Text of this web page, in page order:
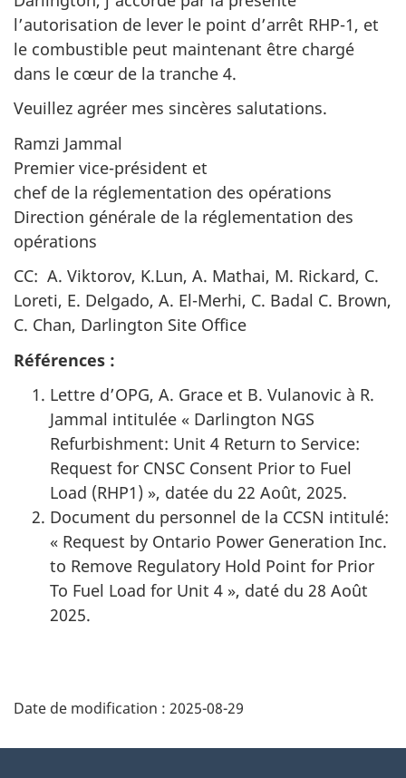
l’autorisation de lever le point d’arrêt RHP-1, et
le combustible peut maintenant être chargé
dans le cœur de la tranche 4.
Veuillez agréer mes sincères salutations.
Ramzi Jammal
Premier vice-président et
chef de la réglementation des opérations
Direction générale de la réglementation des
opérations
CC: A. Viktorov, K.Lun, A. Mathai, M. Rickard, C.
Loreti, E. Delgado, A. El-Merhi, C. Badal C. Brown,
C. Chan, Darlington Site Office
Références :
Lettre d’OPG, A. Grace et B. Vulanovic à R.
Jammal intitulée « Darlington NGS
Refurbishment: Unit 4 Return to Service:
Request for CNSC Consent Prior to Fuel
Load (RHP1) », datée du 22 Août, 2025.
Document du personnel de la CCSN intitulé:
« Request by Ontario Power Generation Inc.
to Remove Regulatory Hold Point for Prior
To Fuel Load for Unit 4 », daté du 28 Août
2025.
é
Date de modification : 2025-08-29